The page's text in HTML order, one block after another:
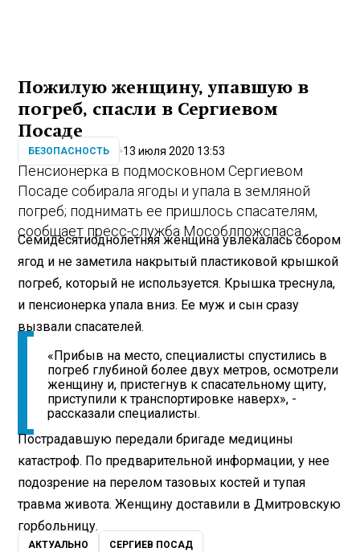
Пожилую женщину, упавшую в
погреб, спасли в Сергиевом
Посаде
БЕЗОПАСНОСТЬ 13 июля 2020 13:53
Пенсионерка в подмосковном Сергиевом
Посаде собирала ягоды и упала в земляной
погреб; поднимать ее пришлось спасателям,
сообщает пресс-служба Мособлпожспаса.
Семидесятиоднолетняя женщина увлекалась сбором
ягод и не заметила накрытый пластиковой крышкой
погреб, который не используется. Крышка треснула,
и пенсионерка упала вниз. Ее муж и сын сразу
вызвали спасателей.
«Прибыв на место, специалисты спустились в
погреб глубиной более двух метров, осмотрели
женщину и, пристегнув к спасательному щиту,
приступили к транспортировке наверх», -
рассказали специалисты.
Пострадавшую передали бригаде медицины
катастроф. По предварительной информации, у нее
подозрение на перелом тазовых костей и тупая
травма живота. Женщину доставили в Дмитровскую
горбольницу.
АКТУАЛЬНО СЕРГИЕВ ПОСАД